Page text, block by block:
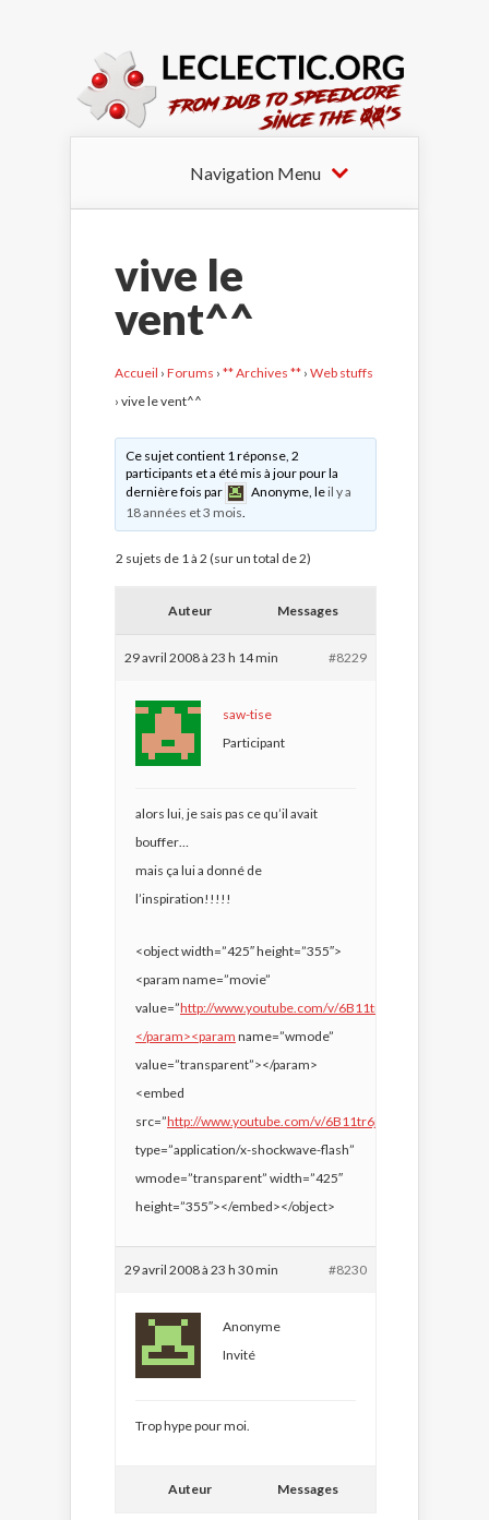
Navigation Menu
vive le
vent^^
Accueil › Forums › ** Archives ** › Web stuffs
› vive le vent^^
Ce sujet contient 1 réponse, 2
participants et a été mis à jour pour la
dernière fois par
Anonyme , leil y a
18 années et 3 mois
2 sujets de 1 à 2 (sur un total de 2)
Auteur Messages
29 avril 2008 à 23 h 14 min #8229
saw-tise
Participant
alors lui, je sais pas ce qu’il avait
bouffer…
mais ça lui a donné de
l’inspiration!!!!!
<object width=”425″ height=”355″>
<param name=”movie”
value=”http://www.youtube.com/v/6B11tr6jJFk&hl=fr”>
</param><param name=”wmode”
value=”transparent”></param>
<embed
src=”http://www.youtube.com/v/6B11tr6jJFk&hl=fr&#8221
type=”application/x-shockwave-flash”
wmode=”transparent” width=”425″
height=”355″></embed></object>
29 avril 2008 à 23 h 30 min #8230
Anonyme
Invité
Trop hype pour moi.
Auteur Messages